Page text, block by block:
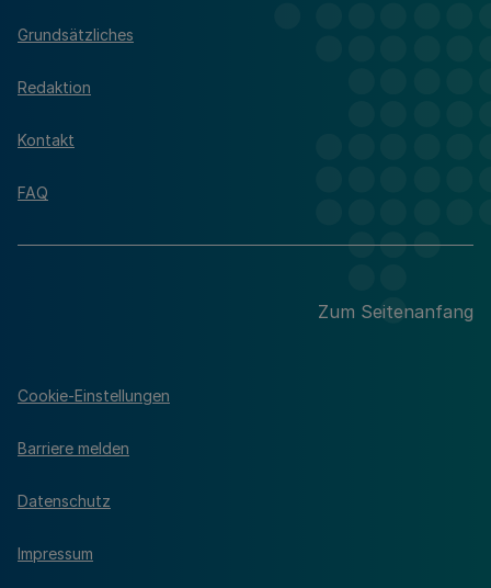
Grundsätzliches
Redaktion
Kontakt
FAQ
Zum Seitenanfang
Cookie-Einstellungen
Barriere melden
Datenschutz
Impressum